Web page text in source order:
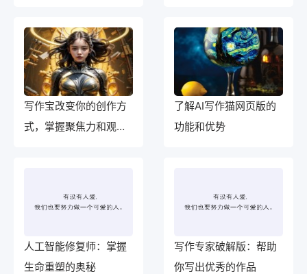
写作宝改变你的创作方
式，掌握聚焦力和观点
了解AI写作猫网页版的
功能和优势
人工智能修复师：掌握
生命重塑的奥秘
写作专家破解版：帮助
你写出优秀的作品